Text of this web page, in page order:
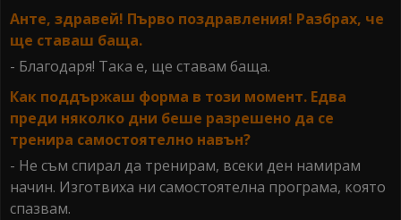
Анте, здравей! Първо поздравления! Разбрах, че
ще ставаш баща.
- Благодаря! Така е, ще ставам баща.
Как поддържаш форма в този момент. Едва
преди няколко дни беше разрешено да се
тренира самостоятелно навън?
- Не съм спирал да тренирам, всеки ден намирам
начин. Изготвиха ни самостоятелна програма, която
спазвам.